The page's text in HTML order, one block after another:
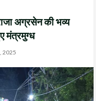
अग्रसेन की भव्य
मंत्रमुग्ध
2025